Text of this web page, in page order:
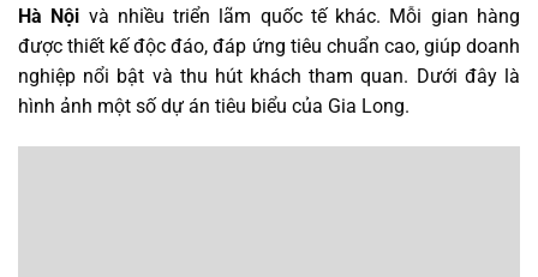
Hà Nội và nhiều triển lãm quốc tế khác. Mỗi gian hàng
được thiết kế độc đáo, đáp ứng tiêu chuẩn cao, giúp doanh
nghiệp nổi bật và thu hút khách tham quan. Dưới đây là
hình ảnh một số dự án tiêu biểu của Gia Long.